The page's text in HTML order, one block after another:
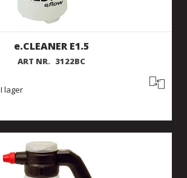
e.CLEANER E1.5
ART NR. 3122BC
I lager